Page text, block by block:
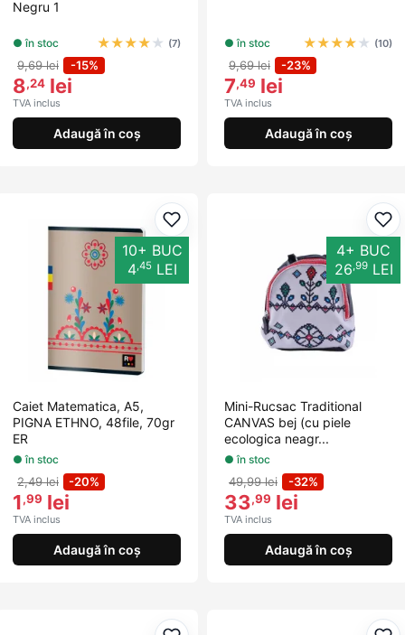
Negru 1
● în stoc ★★★★ ★ (7)
9,69 lei -15%
8,24 lei
TVA inclus
Adaugă în coș
● în stoc ★★★★ ★ (10)
9,69 lei -23%
7,49 lei
TVA inclus
Adaugă în coș
Adaugă la favorite
10+ BUC
4,45LEI
Caiet Matematica, A5,
PIGNA ETHNO, 48file, 70gr
ER
● în stoc
2,49 lei -20%
1,99 lei
TVA inclus
Adaugă în coș
4+ BUC
26,99LEI
Mini-Rucsac Traditional
CANVAS bej (cu piele
ecologica neagr...
● în stoc
49,99 lei -32%
33,99 lei
TVA inclus
Adaugă în coș